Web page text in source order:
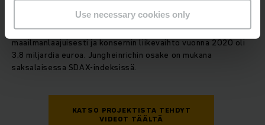
Use necessary cookies only
edustus yli 80 muussa maassa eri puolilla maailmaa.
Jungheinrichin palveluksessa on kaikkiaan yli 18 000 henkilöä
maailmanlaajuisesti ja konsernin liikevaihto vuonna 2020 oli
3,8 miljardia euroa. Jungheinrichin osake on mukana
saksalaisessa SDAX-indeksissä.
KATSO PROJEKTISTA TEHDYT
VIDEOT TÄÄLTÄ